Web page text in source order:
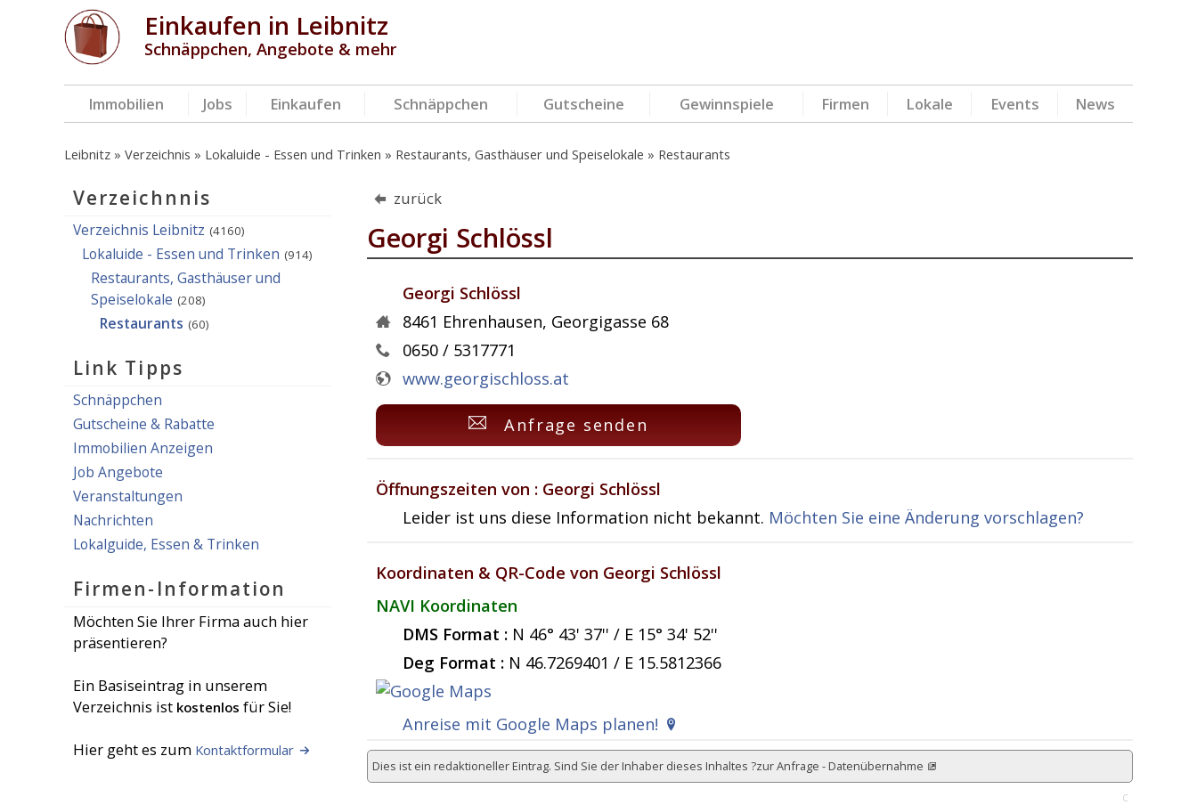
Einkaufen in Leibnitz
Schnäppchen, Angebote & mehr
Immobilien Jobs Einkaufen Schnäppchen Gutscheine Gewinnspiele Firmen Lokale Events News
Leibnitz Verzeichnis Lokaluide - Essen und Trinken Restaurants, Gasthäuser und Speiselokale Restaurants
zurück
Georgi Schlössl
Georgi Schlössl
8461 Ehrenhausen, Georgigasse 68
0650 / 5317771
www.georgischloss.at
Anfrage senden
Öffnungszeiten von : Georgi Schlössl
Leider ist uns diese Information nicht bekannt. Möchten Sie eine Änderung vorschlagen?
Koordinaten & QR-Code von Georgi Schlössl
NAVI Koordinaten
DMS Format : N 46° 43' 37'' / E 15° 34' 52''
Deg Format : N 46.7269401 / E 15.5812366
Anreise mit Google Maps planen!
Dies ist ein redaktioneller Eintrag. Sind Sie der Inhaber dieses Inhaltes ?zur Anfrage - Datenübernahme
C
Verzeichnnis
Verzeichnis Leibnitz (4160)
Lokaluide - Essen und Trinken (914)
Restaurants, Gasthäuser und
Speiselokale (208)
Restaurants (60)
Link Tipps
Schnäppchen
Gutscheine & Rabatte
Immobilien Anzeigen
Job Angebote
Veranstaltungen
Nachrichten
Lokalguide, Essen & Trinken
Firmen-Information
Möchten Sie Ihrer Firma auch hier
präsentieren?
Ein Basiseintrag in unserem
Verzeichnis ist kostenlos für Sie!
Hier geht es zum Kontaktformular